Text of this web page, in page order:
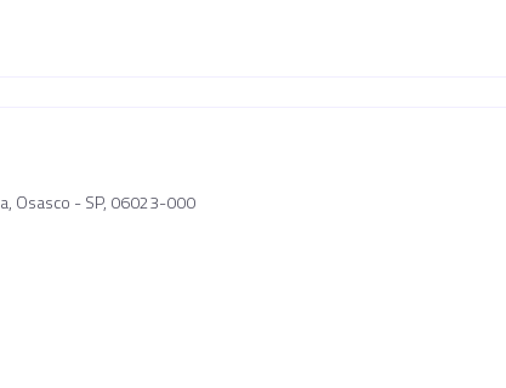
Osasco - SP, 06023-000